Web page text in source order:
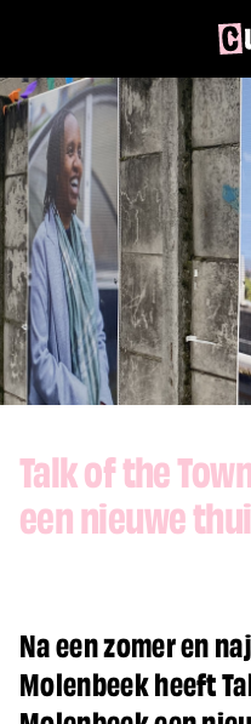
Talk of the
een nieuwe
Na een zomer en
Molenbeek heeft